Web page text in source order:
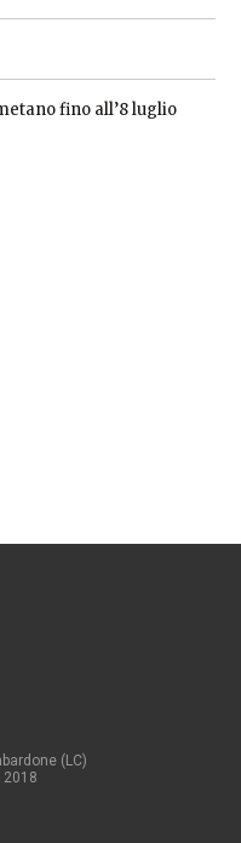
fino all’8 luglio
(LC)